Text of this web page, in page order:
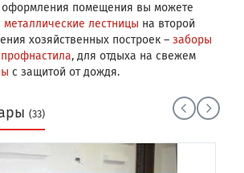
оформления помещения вы можете
металлические лестницы на второй
хозяйственных построек – заборы
, для отдыха на свежем
с защитой от дождя.
(33)